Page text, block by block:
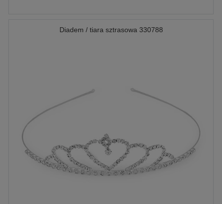
Diadem / tiara sztrasowa 330788